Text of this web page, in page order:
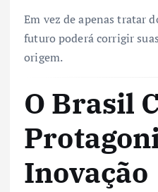
Em vez de apenas tratar
futuro poderá corrigir
origem.
O Brasil
Inovação